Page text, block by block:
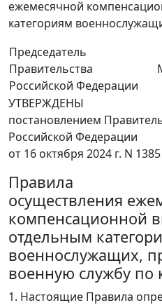
ежемесячной
категориям
Председатель
Правительства
Российской Федерации
УТВЕРЖДЕНЫ
постановлением
Российской Федерации
от 16 октября 2024 г. N 1385
Правила
осуществления
компенсационной
отдельным
военнослужащих,
военную службу по
1. Настоящие Правила